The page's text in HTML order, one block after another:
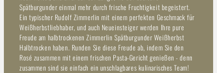
Spätburgunder einmal mehr durch frische Fruchtigkeit begeistert.
Ein typischer Rudolf Zimmerlin mit einem perfekten Geschmack für
Weißherbstliebhaber, und auch Neueinsteiger werden Ihre pure
Freude am halbtrockenen Zimmerlin Spätburgunder Weißherbst
Halbtrocken haben. Runden Sie diese Freude ab, indem Sie den
Rosé zusammen mit einem frischen Pasta-Gericht genießen - denn
zusammen sind sie einfach ein unschlagbares kulinarisches Team!